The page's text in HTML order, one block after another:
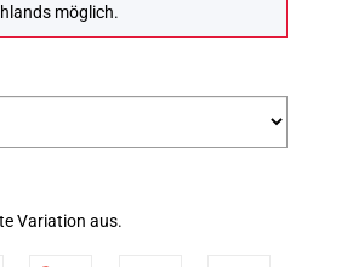
möglich.
Variation aus.